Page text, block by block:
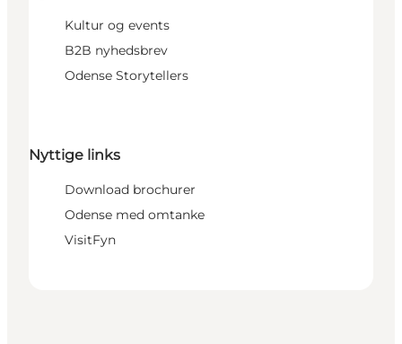
Kultur og events
B2B nyhedsbrev
Odense Storytellers
Nyttige links
Download brochurer
Odense med omtanke
VisitFyn